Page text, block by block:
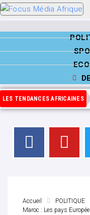
LES TENDANCES AFRICAINES
Accueil
POLITIQUE
Maroc : Les pays